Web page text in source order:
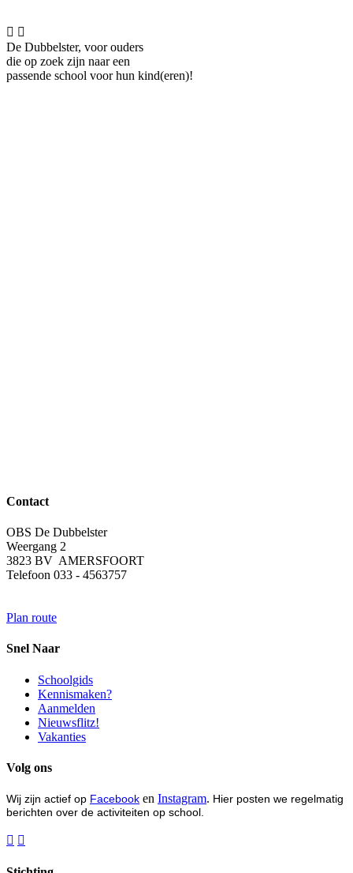
 
De Dubbelster, voor ouders
die op zoek zijn naar een
passende school voor hun kind(eren)!
Contact
OBS De Dubbelster
Weergang 2
3823 BV AMERSFOORT
Telefoon 033 - 4563757
Plan route
Snel Naar
Schoolgids
Kennismaken?
Aanmelden
Nieuwsflitz!
Vakanties
Volg ons
Wij zijn actief op Facebook en Instagram. Hier posten we regelmatig
berichten over de activiteiten op school.
 